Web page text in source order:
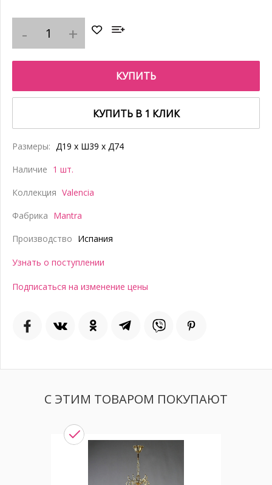
КУПИТЬ
КУПИТЬ В 1 КЛИК
Размеры: Д19 x Ш39 x Д74
Наличие 1 шт.
Коллекция Valencia
Фабрика Mantra
Производство Испания
Узнать о поступлении
Подписаться на изменение цены
С ЭТИМ ТОВАРОМ ПОКУПАЮТ